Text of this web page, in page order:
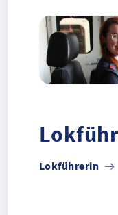
Lokführerin